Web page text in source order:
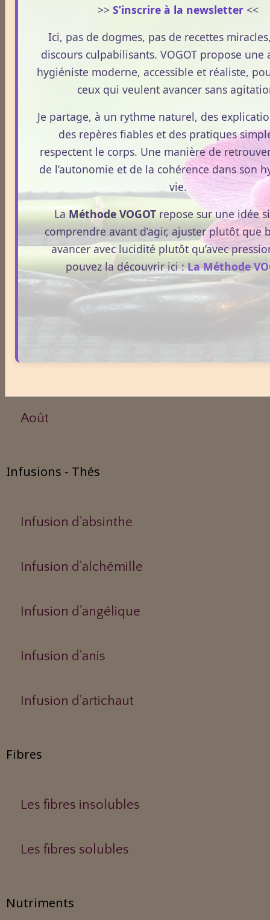
Arnica
Avoine
Thématique mensuelle
L'été
Les traditions de Pâques
Août
Infusions - Thés
Infusion d'absinthe
Infusion d'alchémille
Infusion d'angélique
Infusion d'anis
Infusion d'artichaut
Fibres
Les fibres insolubles
Les fibres solubles
Nutriments
>> S’inscrire à la newsletter<<
Ici, pas de dogmes, pas de recettes
discours culpabilisants. VOGOT propose une
hygiéniste moderne, accessible et réaliste,
ceux qui veulent avancer sans
Je partage, à un rythme naturel, des
des repères fiables et des pratiques
respectent le corps. Une manière de
de l’autonomie et de la cohérence dans son
vie.
LaMéthode VOGOT repose sur une idée
comprendre avant d’agir, ajuster plutôt que
avancer avec lucidité plutôt qu’avec
pouvez la découvrir ici :La Méthode